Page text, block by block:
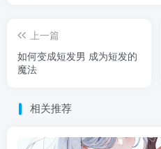
上一篇
如何变成短发男 成为短发的
魔法
相关推荐